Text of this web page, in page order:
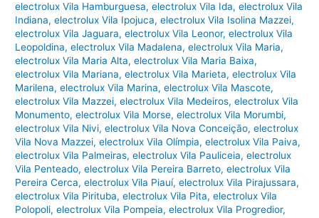
electrolux Vila Hamburguesa,electrolux Vila Ida,electrolux Vila
Indiana,electrolux Vila Ipojuca,electrolux Vila Isolina Mazzei,
electrolux Vila Jaguara,electrolux Vila Leonor,electrolux Vila
Leopoldina,electrolux Vila Madalena,electrolux Vila Maria,
electrolux Vila Maria Alta,electrolux Vila Maria Baixa,
electrolux Vila Mariana,electrolux Vila Marieta,electrolux Vila
Marilena,electrolux Vila Marina,electrolux Vila Mascote,
electrolux Vila Mazzei,electrolux Vila Medeiros,electrolux Vila
Monumento,electrolux Vila Morse,electrolux Vila Morumbi,
electrolux Vila Nivi,electrolux Vila Nova Conceição,electrolux
Vila Nova Mazzei,electrolux Vila Olímpia,electrolux Vila Paiva,
electrolux Vila Palmeiras,electrolux Vila Pauliceia,electrolux
Vila Penteado,electrolux Vila Pereira Barreto,electrolux Vila
Pereira Cerca,electrolux Vila Piauí,electrolux Vila Pirajussara,
electrolux Vila Pirituba,electrolux Vila Pita,electrolux Vila
Polopoli,electrolux Vila Pompeia,electrolux Vila Progredior,